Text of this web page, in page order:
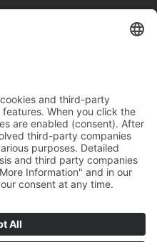
zaun heizung
feuer
fotovoltaik
sicherheit
immobilien
holz
finanzierung
outdoor